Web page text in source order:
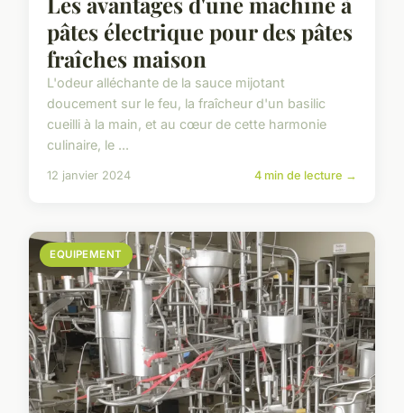
pâtes électrique pour des pâtes
fraîches maison
L'odeur alléchante de la sauce mijotant
doucement sur le feu, la fraîcheur d'un basilic
cueilli à la main, et au cœur de cette harmonie
culinaire, le ...
12 janvier 2024 4 min de lecture →
EQUIPEMENT